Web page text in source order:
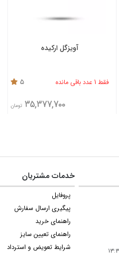
آویزگل ارکیده
فقط 1 عدد باقی مانده 5
35,377,700 تومان
خدمات مشتریان
پروفایل
پیگیری ارسال سفارش
راهنمای خرید
راهنمای تعیین سایز
شرایط تعویض و استرداد